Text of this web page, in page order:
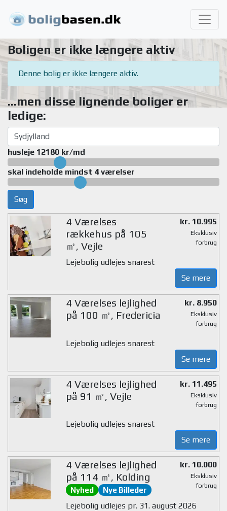
Boligen er ikke længere aktiv
Denne bolig er ikke længere aktiv.
...men disse lignende boliger er
ledige:
husleje 12180 kr/md
skal indeholde mindst 4 værelser
Søg
4 Værelses
rækkehus på 105
㎡, Vejle
kr. 10.995
Eksklusiv
forbrug
Lejebolig udlejes snarest
Se mere
4 Værelses lejlighed
på 100 ㎡, Fredericia
kr. 8.950
Eksklusiv
forbrug
Lejebolig udlejes snarest
Se mere
4 Værelses lejlighed
på 91 ㎡, Vejle
kr. 11.495
Eksklusiv
forbrug
Lejebolig udlejes snarest
Se mere
4 Værelses lejlighed
på 114 ㎡, Kolding
Nyhed Nye Billeder
kr. 10.000
Eksklusiv
forbrug
Lejebolig udlejes pr. 31. august 2026